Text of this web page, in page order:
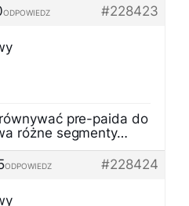
#228423
ODPOWIEDZ
pre-paida do
różne segmenty…
#228424
ODPOWIEDZ